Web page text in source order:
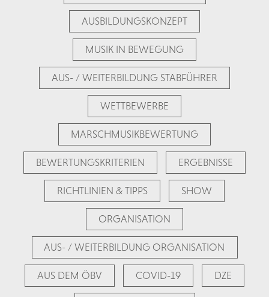
AUSBILDUNGSKONZEPT
MUSIK IN BEWEGUNG
AUS- / WEITERBILDUNG STABFÜHRER
WETTBEWERBE
MARSCHMUSIKBEWERTUNG
BEWERTUNGSKRITERIEN ERGEBNISSE
RICHTLINIEN & TIPPS SHOW
ORGANISATION
AUS- / WEITERBILDUNG ORGANISATION
AUS DEM ÖBV COVID-19 DZE